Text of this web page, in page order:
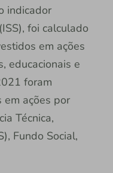
indicador
foi calculado
em ações
educacionais e
foram
ações por
Técnica,
Fundo Social,